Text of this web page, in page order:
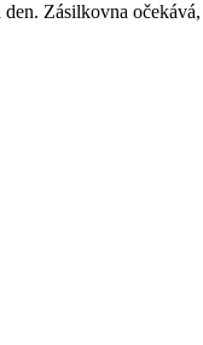
Zásilkovna